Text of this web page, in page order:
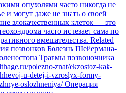
опухолями часто никогда не
и могут даже не знать о своей
злокачественных клеток — это
часто исчезает сама по
вмешательства. Related
позвонков Болезнь Шейермана-
Травмы позвоночника
polezno-znat/ekzostoz-kak-
u-detej-i-vzroslyx-formy-
oslozhneniya/ Операция